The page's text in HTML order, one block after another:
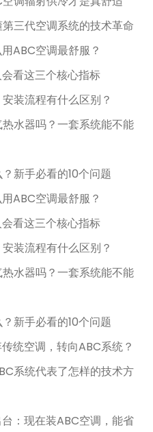
三代空调系统的技术革命
ABC空调最舒服？
看这三个核心指标
装流程有什么区别？
水器吗？一套系统能不能
新手必看的10个问题
ABC空调最舒服？
看这三个核心指标
装流程有什么区别？
水器吗？一套系统能不能
新手必看的10个问题
统空调，转向ABC系统？
系统代表了怎样的技术方
：现在装ABC空调，能省